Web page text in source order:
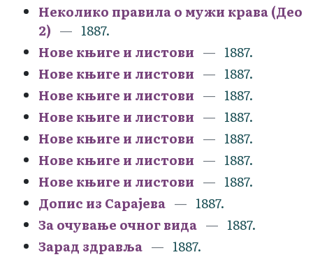
Неколико правила о мужи крава (Део
2)
1887.
Нове књиге и листови
1887.
Нове књиге и листови
1887.
Нове књиге и листови
1887.
Нове књиге и листови
1887.
Нове књиге и листови
1887.
Нове књиге и листови
1887.
Нове књиге и листови
1887.
Допис из Сарајева
1887.
За очување очног вида
1887.
Зарад здравља
1887.